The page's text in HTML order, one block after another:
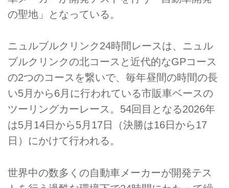
の聖地」となっている。
ニュルブルクリンク24時間レースは、ニュル
ブルクリンクの北コースと近代的なGPコース
の2つのコースを繋いで、毎年昼間の時間の長
い5月から6月に行われている市販車ベースの
ツーリングカーレース。54回目となる2026年
は5月14日から5月17日（決勝は16日から17
日）にかけて行われる。
世界中の数多くの自動車メーカーが開発テス